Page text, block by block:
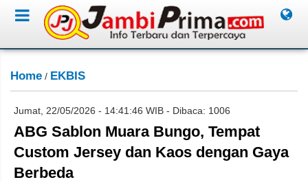
Home / EKBIS
Jumat, 22/05/2026 - 14:41:46 WIB - Dibaca: 1006
ABG Sablon Muara Bungo, Tempat
Custom Jersey dan Kaos dengan Gaya
Berbeda